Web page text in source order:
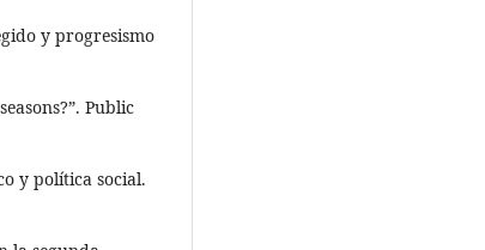
y progresismo
Public
y política social.